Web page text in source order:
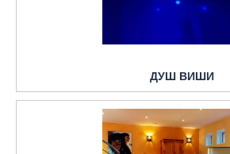
ДУШ ВИШИ